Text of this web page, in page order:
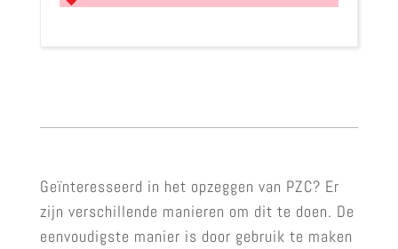
Geïnteresseerd in het opzeggen van PZC? Er
zijn verschillende manieren om dit te doen. De
eenvoudigste manier is door gebruik te maken